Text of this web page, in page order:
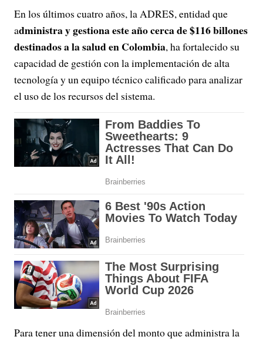
En los últimos cuatro años, la ADRES, entidad que
administra y gestiona este año cerca de $116 billones
destinados a la salud en Colombia, ha fortalecido su
capacidad de gestión con la implementación de alta
tecnología y un equipo técnico calificado para analizar
el uso de los recursos del sistema.
Para tener una dimensión del monto que administra la